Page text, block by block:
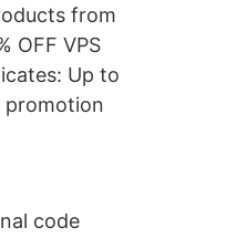
from
OFF VPS
Up to
promotion
code